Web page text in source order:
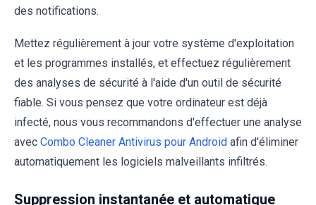
des notifications.
Mettez régulièrement à jour votre système d'exploitation
et les programmes installés, et effectuez régulièrement
des analyses de sécurité à l'aide d'un outil de sécurité
fiable. Si vous pensez que votre ordinateur est déjà
infecté, nous vous recommandons d'effectuer une analyse
avec Combo Cleaner Antivirus pour Android afin d'éliminer
automatiquement les logiciels malveillants infiltrés.
Suppression instantanée et automatique